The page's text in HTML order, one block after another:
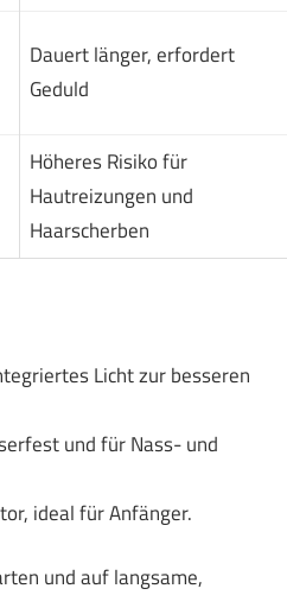
Dauert länger, erfordert
Geduld
Höheres Risiko für
Hautreizungen und
Haarscherben
Licht zur besseren
und für Nass- und
ideal für Anfänger.
und auf langsame,